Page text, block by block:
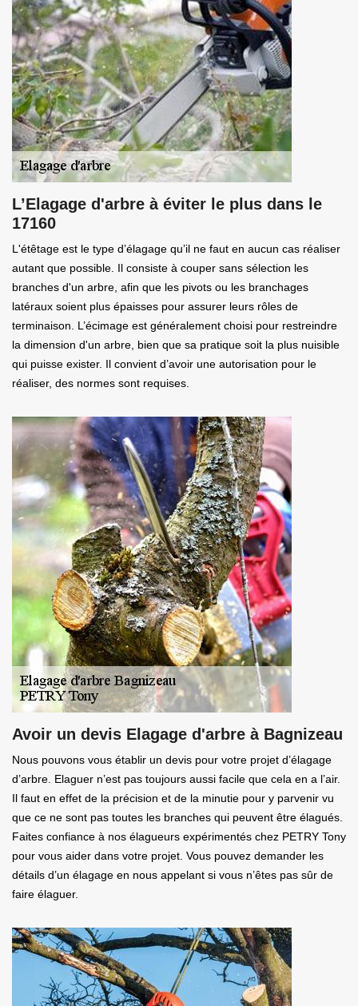
L’Elagage d'arbre à éviter le plus dans le
17160
L'étêtage est le type d’élagage qu’il ne faut en aucun cas réaliser
autant que possible. Il consiste à couper sans sélection les
branches d'un arbre, afin que les pivots ou les branchages
latéraux soient plus épaisses pour assurer leurs rôles de
terminaison. L’écimage est généralement choisi pour restreindre
la dimension d'un arbre, bien que sa pratique soit la plus nuisible
qui puisse exister. Il convient d’avoir une autorisation pour le
réaliser, des normes sont requises.
Avoir un devis Elagage d'arbre à Bagnizeau
Nous pouvons vous établir un devis pour votre projet d’élagage
d’arbre. Elaguer n’est pas toujours aussi facile que cela en a l’air.
Il faut en effet de la précision et de la minutie pour y parvenir vu
que ce ne sont pas toutes les branches qui peuvent être élagués.
Faites confiance à nos élagueurs expérimentés chez PETRY Tony
pour vous aider dans votre projet. Vous pouvez demander les
détails d’un élagage en nous appelant si vous n’êtes pas sûr de
faire élaguer.